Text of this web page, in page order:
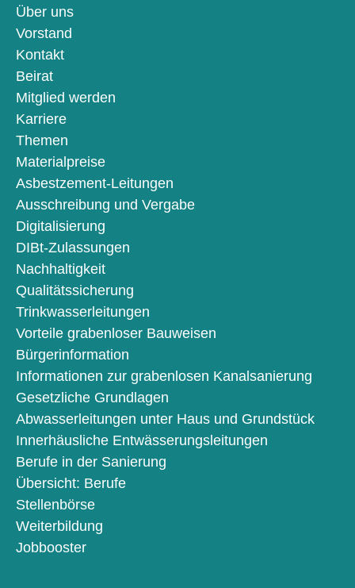
Über uns
Vorstand
Kontakt
Beirat
Mitglied werden
Karriere
Themen
Materialpreise
Asbestzement-Leitungen
Ausschreibung und Vergabe
Digitalisierung
DIBt-Zulassungen
Nachhaltigkeit
Qualitätssicherung
Trinkwasserleitungen
Vorteile grabenloser Bauweisen
Bürgerinformation
Informationen zur grabenlosen Kanalsanierung
Gesetzliche Grundlagen
Abwasserleitungen unter Haus und Grundstück
Innerhäusliche Entwässerungsleitungen
Berufe in der Sanierung
Übersicht: Berufe
Stellenbörse
Weiterbildung
Jobbooster